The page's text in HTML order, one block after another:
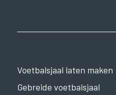
Voetbalsjaal laten maken
Gebreide voetbalsjaal